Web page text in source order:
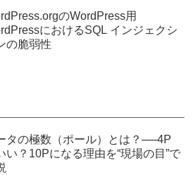
のWordPress用
におけるSQL インジェクシ
の脆弱性
タの極数（ポール）とは？──4P
い？10Pになる理由を“現場の目”で